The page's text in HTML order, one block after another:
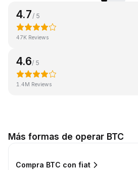
4.7 / 5
47K Reviews
4.6/ 5
1.4M Reviews
Más formas de operar BTC
Compra BTC con fiat